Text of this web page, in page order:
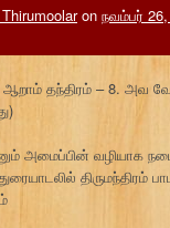
on நவம்பர்
ஆறாம் தந்திரம் – 8. அவ
அமைப்பின் வழியாக
திருமந்திரம்